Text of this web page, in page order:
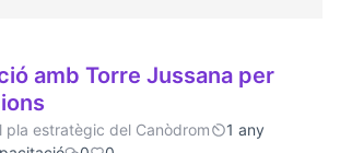
amb Torre Jussana per
pla estratègic del Canòdrom
1 any